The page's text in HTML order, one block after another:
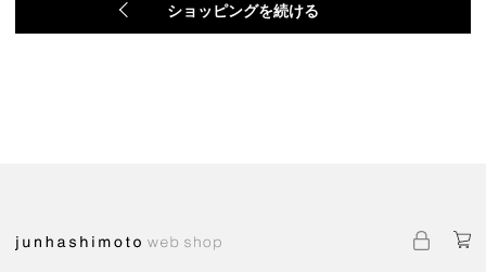
ショッピングを続ける